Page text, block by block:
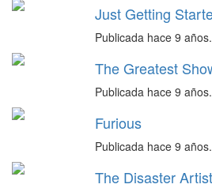
Just Getting
Publicada hace 9 años.
The Greatest
Publicada hace 9 años.
Furious
Publicada hace 9 años.
The Disaster Artist